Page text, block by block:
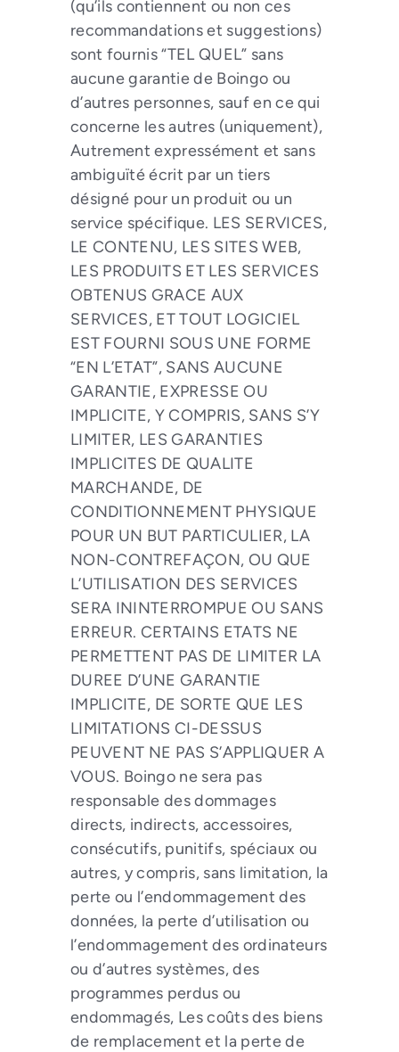
(qu’ils contiennent ou non ces
recommandations et suggestions)
sont fournis “TEL QUEL” sans
aucune garantie de Boingo ou
d’autres personnes, sauf en ce qui
concerne les autres (uniquement),
Autrement expressément et sans
ambiguïté écrit par un tiers
désigné pour un produit ou un
service spécifique. LES SERVICES,
LE CONTENU, LES SITES WEB,
LES PRODUITS ET LES SERVICES
OBTENUS GRACE AUX
SERVICES, ET TOUT LOGICIEL
EST FOURNI SOUS UNE FORME
“EN L’ETAT”, SANS AUCUNE
GARANTIE, EXPRESSE OU
IMPLICITE, Y COMPRIS, SANS S’Y
LIMITER, LES GARANTIES
IMPLICITES DE QUALITE
MARCHANDE, DE
CONDITIONNEMENT PHYSIQUE
POUR UN BUT PARTICULIER, LA
NON-CONTREFAÇON, OU QUE
L’UTILISATION DES SERVICES
SERA ININTERROMPUE OU SANS
ERREUR. CERTAINS ETATS NE
PERMETTENT PAS DE LIMITER LA
DUREE D’UNE GARANTIE
IMPLICITE, DE SORTE QUE LES
LIMITATIONS CI-DESSUS
PEUVENT NE PAS S’APPLIQUER A
VOUS. Boingo ne sera pas
responsable des dommages
directs, indirects, accessoires,
consécutifs, punitifs, spéciaux ou
autres, y compris, sans limitation, la
perte ou l’endommagement des
données, la perte d’utilisation ou
l’endommagement des ordinateurs
ou d’autres systèmes, des
programmes perdus ou
endommagés, Les coûts des biens
de remplacement et la perte de